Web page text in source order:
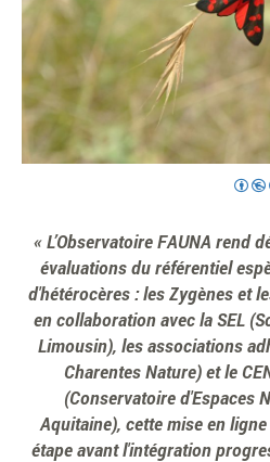
L’Observatoire FAUNA rend
évaluations du référentiel
d'hétérocères : les Zygènes et
en collaboration avec la SEL
Limousin), les associations
Charentes Nature) et le
(Conservatoire d'Espaces
Aquitaine), cette mise en
étape avant l'intégration